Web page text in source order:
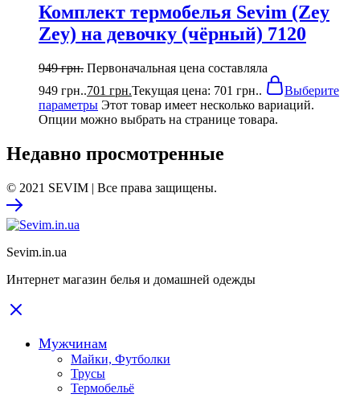
Комплект термобелья Sevim (Zey
Zey) на девочку (чёрный) 7120
949грн. Первоначальная цена составляла
949 грн..701 грн.Текущая цена: 701 грн..
Выберите
параметры Этот товар имеет несколько вариаций.
Опции можно выбрать на странице товара.
Недавно просмотренные
© 2021 SEVIM | Все права защищены.
Sevim.in.ua
Интернет магазин белья и домашней одежды
Мужчинам
Майки, Футболки
Трусы
Термобельё